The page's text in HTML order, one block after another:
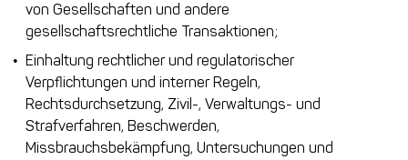
von Gesellschaften und andere
gesellschaftsrechtliche Transaktionen;
Einhaltung rechtlicher und regulatorischer
Verpflichtungen und interner Regeln,
Rechtsdurchsetzung, Zivil-, Verwaltungs- und
Strafverfahren, Beschwerden,
Missbrauchsbekämpfung, Untersuchungen und